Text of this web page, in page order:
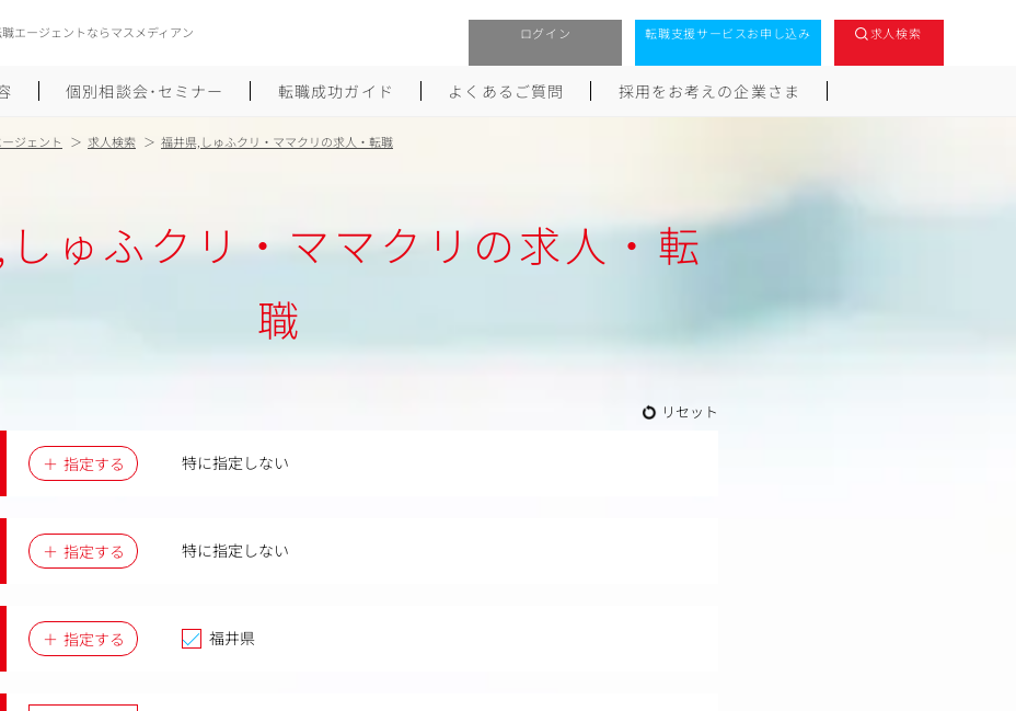
エージェントならマスメディアン ログイン 転職支援サービスお申し込み 求人検索
個別相談会･セミナー 転職成功ガイド
履歴書のつくり方 大手広告会社への転職
よくあるご質問 採用をお考えの企業さま
ジェント 求人検索 福井県,しゅふクリ・ママクリの求人・転職
ゅふクリ・ママクリの求人・転
職
リセット
指定する 特に指定しない
指定する 特に指定しない
指定する 福井県